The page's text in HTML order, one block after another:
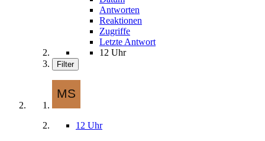
Antworten
Reaktionen
Zugriffe
Letzte Antwort
12 Uhr
Filter
12 Uhr